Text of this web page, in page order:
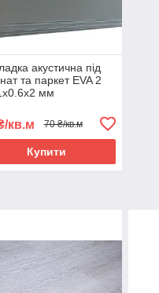
акустична під
та паркет EVA 2
мм
кв.м 70 ₴/кв.м
Купити